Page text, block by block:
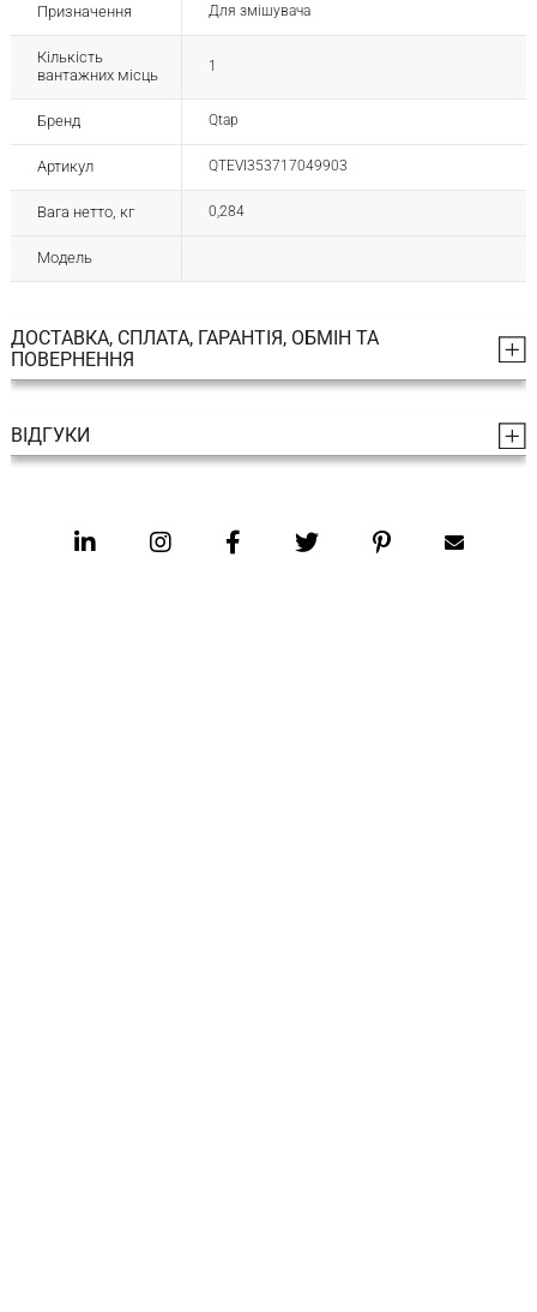
Призначення Для змішувача
Кількість
вантажних місць
1
Бренд Qtap
Артикул QTEVI353717049903
Вага нетто, кг 0,284
Модель
ДОСТАВКА, СПЛАТА, ГАРАНТІЯ, ОБМІН ТА
ПОВЕРНЕННЯ
ВІДГУКИ